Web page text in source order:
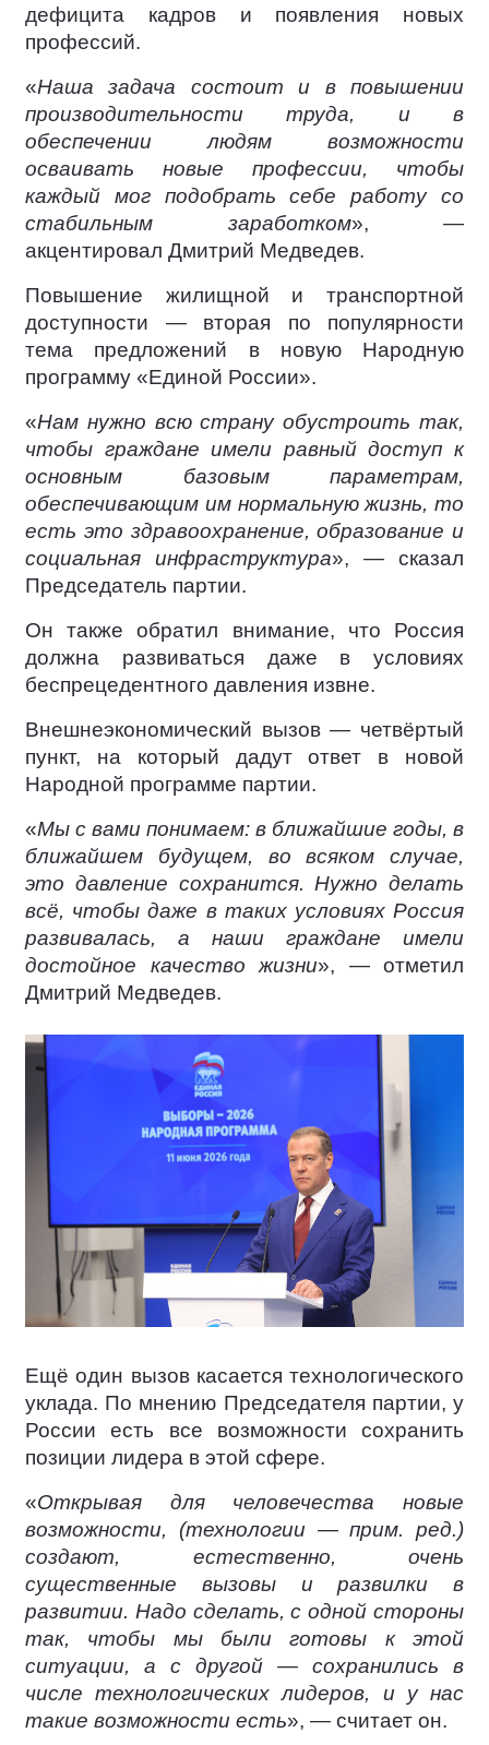
дефицита кадров и появления новых
профессий.
«Наша задача состоит и в повышении
производительности труда, и в
обеспечении людям возможности
осваивать новые профессии, чтобы
каждый мог подобрать себе работу со
стабильным заработком», —
акцентировал Дмитрий Медведев.
Повышение жилищной и транспортной
доступности — вторая по популярности
тема предложений в новую Народную
программу «Единой России».
«Нам нужно всю страну обустроить так,
чтобы граждане имели равный доступ к
основным базовым параметрам,
обеспечивающим им нормальную жизнь, то
есть это здравоохранение, образование и
социальная инфраструктура», — сказал
Председатель партии.
Он также обратил внимание, что Россия
должна развиваться даже в условиях
беспрецедентного давления извне.
Внешнеэкономический вызов — четвёртый
пункт, на который дадут ответ в новой
Народной программе партии.
«Мы с вами понимаем: в ближайшие годы, в
ближайшем будущем, во всяком случае,
это давление сохранится. Нужно делать
всё, чтобы даже в таких условиях Россия
развивалась, а наши граждане имели
достойное качество жизни», — отметил
Дмитрий Медведев.
Ещё один вызов касается технологического
уклада. По мнению Председателя партии, у
России есть все возможности сохранить
позиции лидера в этой сфере.
«Открывая для человечества новые
возможности, (технологии — прим. ред.)
создают, естественно, очень
существенные вызовы и развилки в
развитии. Надо сделать, с одной стороны
так, чтобы мы были готовы к этой
ситуации, а с другой — сохранились в
числе технологических лидеров, и у нас
такие возможности есть», — считает он.